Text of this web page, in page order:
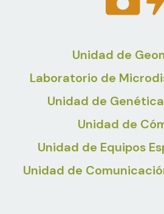
Unidad de
Laboratorio de
Unidad de
Unidad de
Unidad de Equipos
Unidad de